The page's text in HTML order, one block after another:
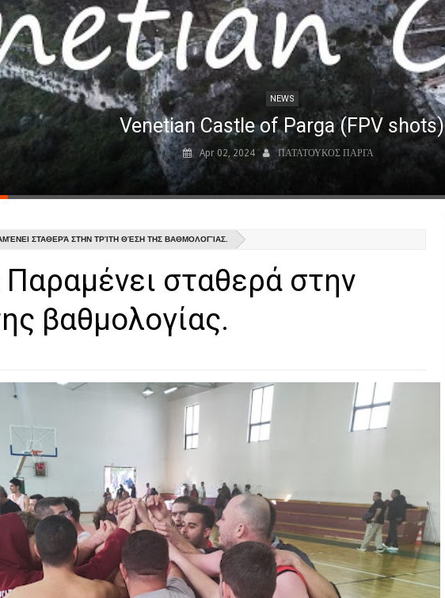
NEWS
Venetian Castle of Parga (FPV shots)
Apr 02, 2024 ΠΑΤΑΤΟΥΚΟΣ ΠΑΡΓΑ
ΣΤΑΘΕΡΆ ΣΤΗΝ ΤΡΊΤΗ ΘΈΣΗ ΤΗΣ ΒΑΘΜΟΛΟΓΊΑΣ.
σταθερά στην
βαθμολογίας.